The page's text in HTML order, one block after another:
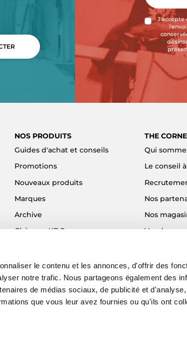
le contenu et les annonces, d'offrir des
notre trafic. Nous partageons également des
de médias sociaux, de publicité et
que vous leur avez fournies ou qu'ils ont
J'accepte
NOS PRODUITS
Guides d'achat et conseils
Promotions
Nouveaux produits
Marques
Archive
Chèques KDO
THE
Qui
Le conseil
Nos
Nos
Vendre
Blog